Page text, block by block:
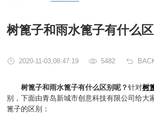
树篦子和雨水篦子有什么
2020-11-03,08:47:19 5482
树篦子和雨水篦子有什么区别呢？针对树
别，下面由青岛新城市创意科技有限公司给大
篦子的区别：